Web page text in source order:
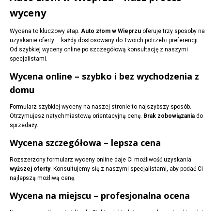
wyceny
Wycena to kluczowy etap. Auto złom w Wieprzu oferuje trzy sposoby na
uzyskanie oferty – każdy dostosowany do Twoich potrzeb i preferencji.
Od szybkiej wyceny online po szczegółową konsultację z naszymi
specjalistami.
Wycena online – szybko i bez wychodzenia z
domu
Formularz szybkiej wyceny na naszej stronie to najszybszy sposób.
Otrzymujesz natychmiastową orientacyjną cenę. Brak zobowiązania do
sprzedaży.
Wycena szczegółowa – lepsza cena
Rozszerzony formularz wyceny online daje Ci możliwość uzyskania
wyższej oferty. Konsultujemy się z naszymi specjalistami, aby podać Ci
najlepszą możliwą cenę.
Wycena na miejscu – profesjonalna ocena